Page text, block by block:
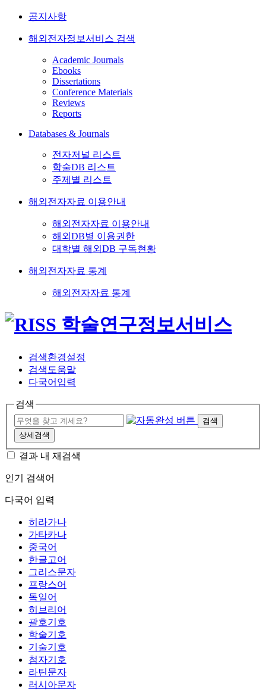
공지사항
해외전자정보서비스 검색
Academic Journals
Ebooks
Dissertations
Conference Materials
Reviews
Reports
Databases & Journals
전자저널 리스트
학술DB 리스트
주제별 리스트
해외전자자료 이용안내
해외전자자료 이용안내
해외DB별 이용권한
대학별 해외DB 구독현황
해외전자자료 통계
해외전자자료 통계
검색환경설정
검색도움말
다국어입력
검색
검색
상세검색
결과 내 재검색
인기 검색어
다국어 입력
히라가나
가타카나
중국어
한글고어
그리스문자
프랑스어
독일어
히브리어
괄호기호
학술기호
기술기호
첨자기호
라틴문자
러시아문자